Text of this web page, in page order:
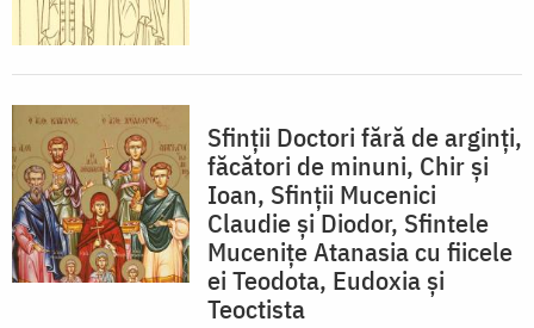
Sfinții Doctori fără de arginți,
făcători de minuni, Chir și
Ioan, Sfinții Mucenici
Claudie și Diodor, Sfintele
Mucenițe Atanasia cu fiicele
ei Teodota, Eudoxia și
Teoctista